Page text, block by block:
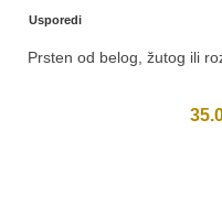
Usporedi
Prsten od belog, žutog ili